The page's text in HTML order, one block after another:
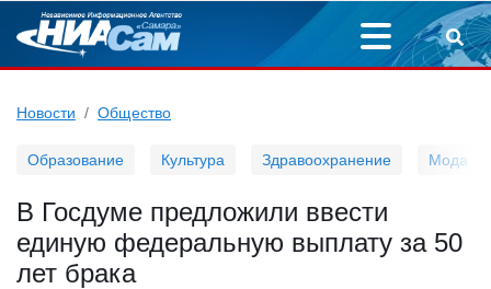
Новости Общество
Образование Культура Здравоохранение Мода
В Госдуме предложили ввести
единую федеральную выплату за 50
лет брака